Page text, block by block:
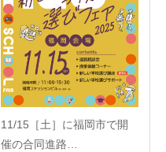
11/15［土］に福岡市で開
催の合同進路…